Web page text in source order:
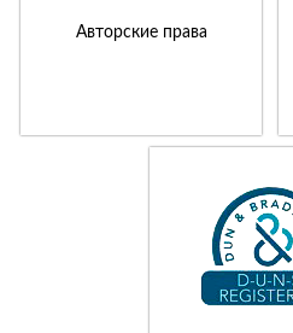
Авторские права